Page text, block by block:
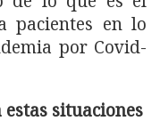
pacientes en lo
por Covid-
situaciones